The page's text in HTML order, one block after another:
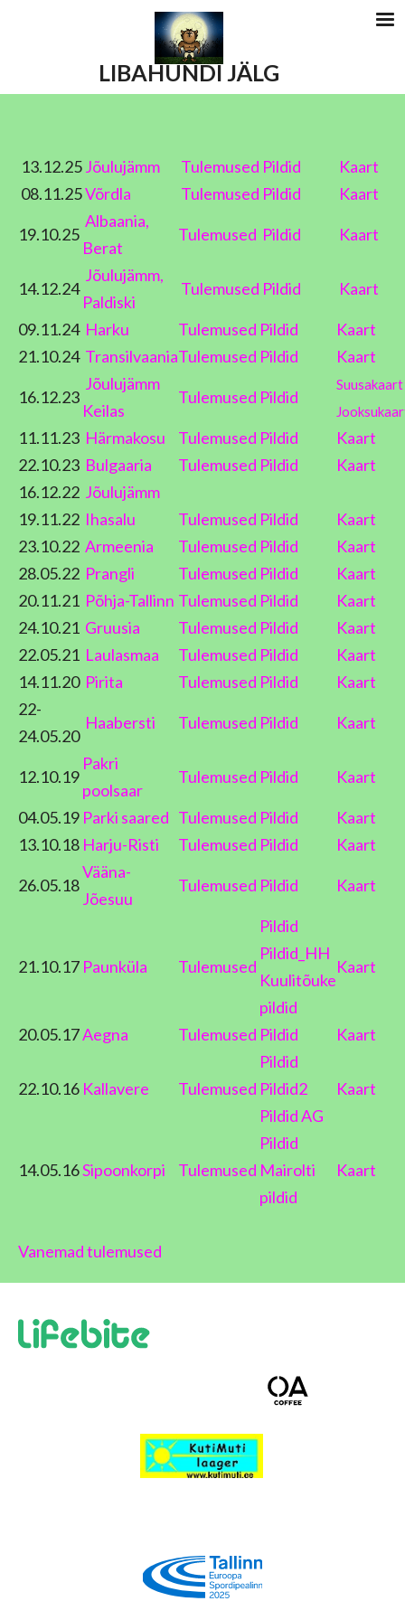
LIBAHUNDI JÄLG
13.12.25Jõulujämm Tulemused Pildid
Kaart
08.11.25Võrdla Tulemused Pildid Kaart
19.10.25
Albaania,
Berat
Tulemused Pildid Kaart
14.12.24
Jõulujämm,
Paldiski
Tulemused Pildid Kaart
09.11.24 Harku Tulemused Pildid
Kaart
21.10.24 TransilvaaniaTulemused Pildid Kaart
16.12.23
Jõulujämm
Keilas
Tulemused Pildid
Suusakaart
11.11.23 Härmakosu Tulemused Pildid
Kaart
22.10.23 Bulgaaria Tulemused Pildid
Kaart
16.12.22 Jõulujämm
19.11.22 Ihasalu Tulemused Pildid
Kaart
23.10.22 Armeenia Tulemused Pildid
Kaart
28.05.22 Prangli Tulemused Pildid
Kaart
20.11.21 Põhja-Tallinn Tulemused Pildid
Kaart
24.10.21 Gruusia Tulemused Pildid
Kaart
22.05.21 Laulasmaa Tulemused Pildid
Kaart
14.11.20 Pirita Tulemused Pildid
Kaart
22-
24.05.20
Haabersti Tulemused Pildid Kaart
12.10.19
Pakri
poolsaar
Tulemused Pildid Kaart
04.05.19 Parki saared Tulemused Pildid
Kaart
13.10.18 Harju-Risti Tulemused Pildid Kaart
26.05.18
Vääna-
Jõesuu
Tulemused Pildid Kaart
21.10.17 Paunküla Tulemused
Pildid
Pildid_HH
Kuulitõuke
pildid
Kaart
20.05.17Aegna Tulemused Pildid Kaart
22.10.16 Kallavere Tulemused
Pildid
Pildid2
Pildid AG
Kaart
14.05.16Sipoonkorpi Tulemused
Pildid
Mairolti
pildid
Kaart
Vanemad tulemused